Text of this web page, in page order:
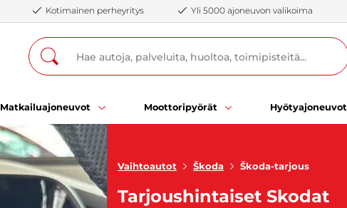
Kotimainen perheyritys Yli 5000 ajoneuvon valikoima
Matkailuajoneuvot Moottoripyörät Hyötyajoneuvot
Vaihtoautot Škoda Škoda-tarjous
Tarjoushintaiset Skodat